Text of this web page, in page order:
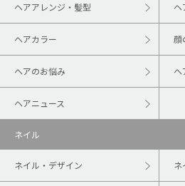
ヘアアレンジ・髪型 ヘ
ヘアカラー 顔
ヘアのお悩み ヘ
ヘアニュース
ネイル
ネイル・デザイン ネ